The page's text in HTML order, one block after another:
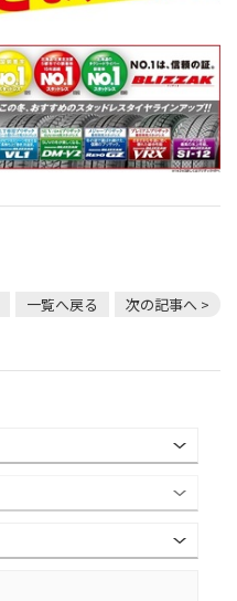
一覧へ戻る 次の記事へ >